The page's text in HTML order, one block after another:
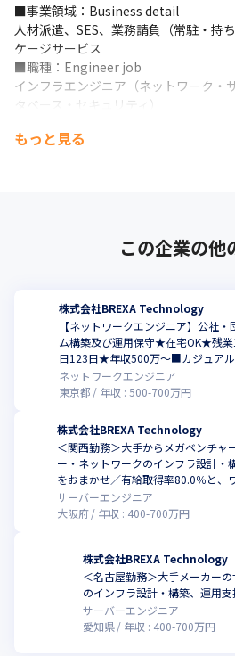
■事業領域：Business detail
人材派遣、SES、業務請負（常駐・持
ケージサービス
■職種：Engineer job
インフラエンジニア（ネットワーク・
タベース・セキュリティ）
Maas、移動体通信、ICT、ITサポート
る商社としての機能や、
そのため、対応可能な技術領域はSIか
WEBサイト構築・コンサルティング、
にわたり、
開発、運用・保守はもちろん、企画や
流工程まで網羅しています。
★スキルアップ・キャリアアップを実
で、お客様から信頼されるエンジニア
【キャリアを後押しする社員研修】
グループ会社に技術者育成に特化した
社員一人ひとりが最大限に活躍出来る
人材育成メニューの充実にも力を注い
エンジニアであれば、
リアパスだけでなく、
BREXA Technology独自の体制として
やクライアントリーダー（CL）
もっと見る
この企業の他
株式会社BREXA Technology
【ネットワークエンジニア】公社
ム構築及び運用保守★在宅OK★残
日123日★年収500万～■カジュア
点
ネットワークエンジニア
東京都
年収 : 500-700万円
株式会社BREXA Technology
＜関西勤務＞大手からメガベンチャ
ー・ネットワークのインフラ設計・
をおまかせ／有給取得率80.0％と、
しやすい環境
サーバーエンジニア
大阪府
年収 : 400-700万円
株式会社BREXA Technology
＜名古屋勤務＞⼤⼿メーカー
のインフラ設計・構築、運用
サーバーエンジニア
愛知県
年収 : 400-700万円